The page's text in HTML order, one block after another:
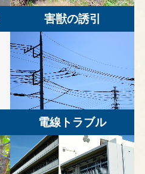
害獣の誘引
電線トラブル